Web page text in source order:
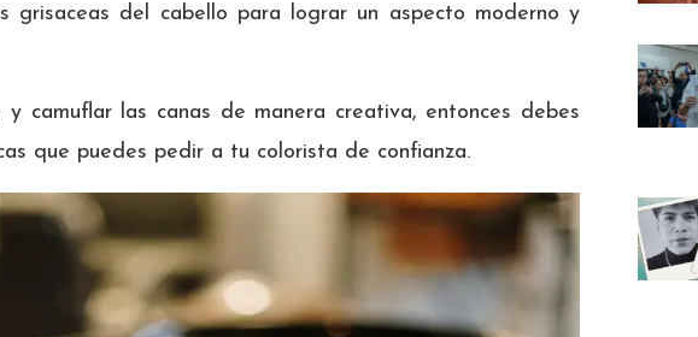
grisaceas del cabello para lograr un aspecto moderno y
camuflar las canas de manera creativa, entonces debes
que puedes pedir a tu colorista de confianza.